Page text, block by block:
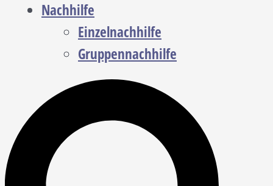
Nachhilfe
Einzelnachhilfe
Gruppennachhilfe